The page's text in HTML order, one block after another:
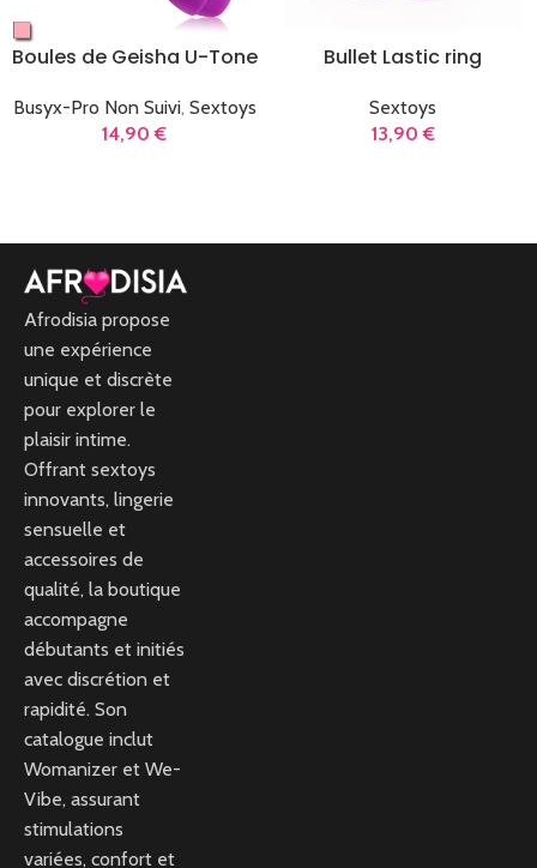
Boules de Geisha U-Tone
Busyx-Pro Non Suivi, Sextoys
14,90€
Bullet Lastic ring
Sextoys
13,90€
Afrodisia propose
une expérience
unique et discrète
pour explorer le
plaisir intime.
Offrant sextoys
innovants, lingerie
sensuelle et
accessoires de
qualité, la boutique
accompagne
débutants et initiés
avec discrétion et
rapidité. Son
catalogue inclut
Womanizer et We-
Vibe, assurant
stimulations
variées, confort et